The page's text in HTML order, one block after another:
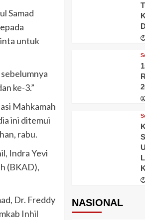
Samad
untuk
ke-3.”
Mahkamah
ini ditemui
rabu.
Indra Yevi
(BKAD),
Dr. Freddy
Inhil
NASIONAL